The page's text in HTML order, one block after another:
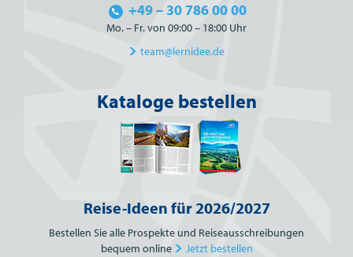
+49 – 30 786 00 00
Mo. – Fr. von 09:00 – 18:00 Uhr
team@lernidee.de
Kataloge bestellen
Reise-Ideen für 2026/2027
Bestellen Sie alle Prospekte und Reiseausschreibungen
bequem online
Jetzt bestellen